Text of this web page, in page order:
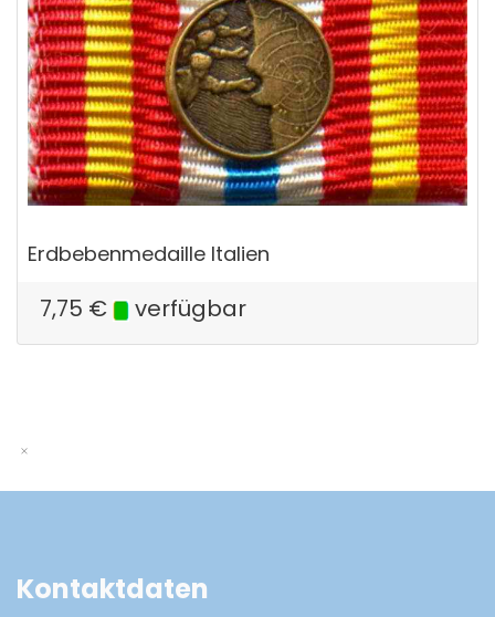
Erdbebenmedaille Italien
7,75 € verfügbar
Kontaktdaten